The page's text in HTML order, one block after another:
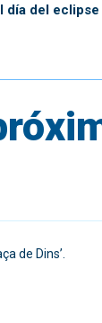
día del
de Dins’.